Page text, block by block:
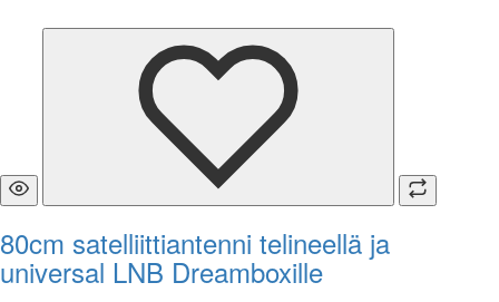
80cm satelliittiantenni telineellä ja
universal LNB Dreamboxille